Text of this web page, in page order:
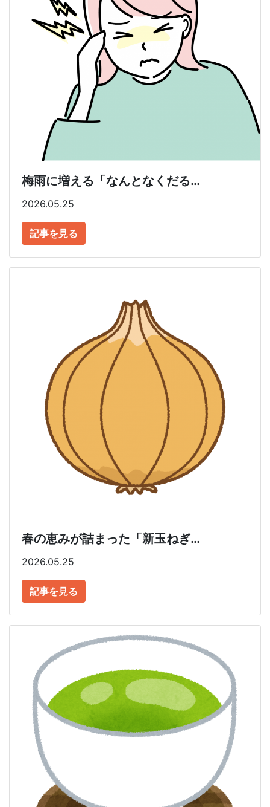
梅雨に増える「なんとなくだる…
2026.05.25
記事を見る
春の恵みが詰まった「新玉ねぎ…
2026.05.25
記事を見る